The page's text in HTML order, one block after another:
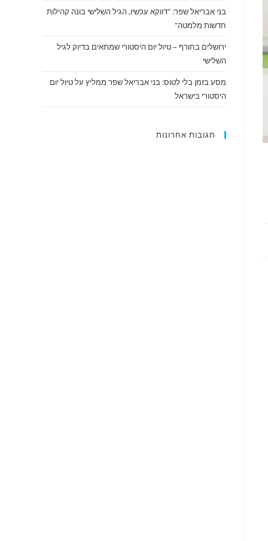
בני אבריאל שפר: "דווקא עכשיו, הגיל השלישי בונה קהילות
חדשות מלמטה"
ירושלים בחורף – טיול יום היסטורי שמתאים בדיוק לגיל
השלישי
מסע בזמן בלי לטוס: בני אבריאל שפר ממליץ על טיול יום
היסטורי בישראל
תגובות אחרונות